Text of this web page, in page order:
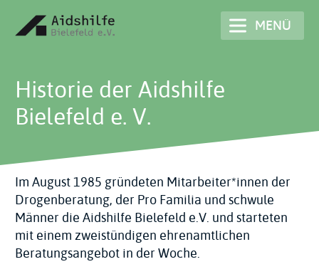
Direkt
zum
MENÜ
Historie der Aidshilfe
Bielefeld e. V.
Im August 1985 gründeten Mitarbeiter*innen der
Drogen­beratung, der Pro Familia und schwule
Männer die Aidshilfe Bielefeld e.V. und starteten
mit einem zwei­stündigen ehrenamtlichen
Beratungs­angebot in der Woche.